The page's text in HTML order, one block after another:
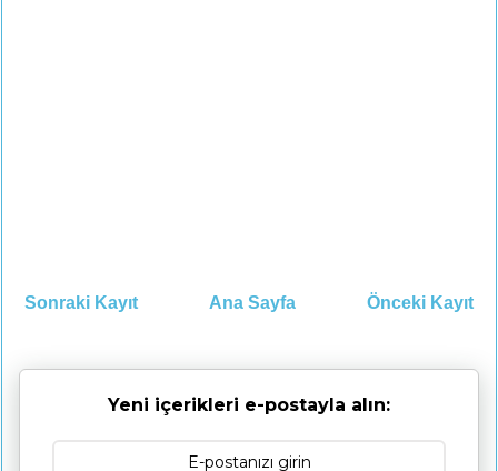
Sonraki Kayıt Önceki Kayıt
Ana Sayfa
Yeni içerikleri e-postayla alın: